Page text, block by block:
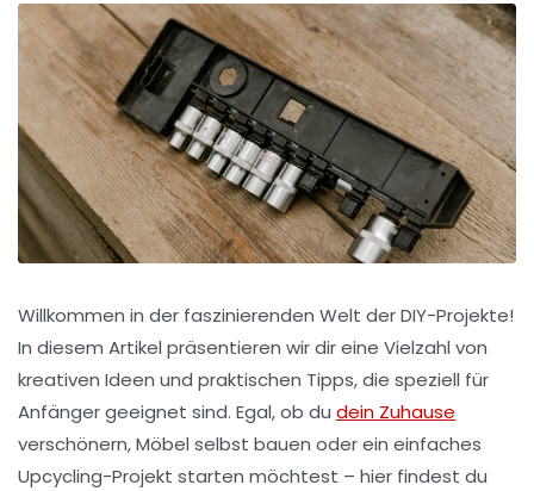
Willkommen in der faszinierenden Welt derDIY-Projekte!
In diesem Artikel präsentieren wir dir eine Vielzahl von
kreativen Ideen und praktischen Tipps, die speziell für
Anfängergeeignet sind. Egal, ob du dein Zuhause
verschönern, Möbel selbst bauen oder ein einfaches
Upcycling-Projekt starten möchtest – hier findest du